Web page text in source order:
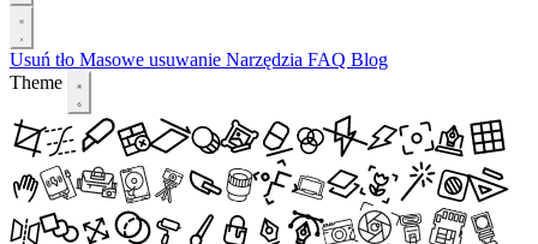
Usuń tło Masowe usuwanie Narzędzia FAQ Blog
Theme